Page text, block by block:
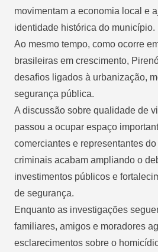
movimentam a economia local e
identidade histórica do município.
Ao mesmo tempo, como ocorre
brasileiras em crescimento,
desafios ligados à urbanização,
segurança pública.
A discussão sobre qualidade de
passou a ocupar espaço
comerciantes e representantes
criminais acabam ampliando o
investimentos públicos e
de segurança.
Enquanto as investigações
familiares, amigos e moradores
esclarecimentos sobre o